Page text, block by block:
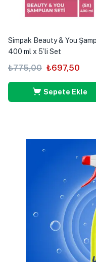
Simpak Beauty & You
400 ml x 5’li Set
₺775,00 ₺697,50
Sepete Ekle